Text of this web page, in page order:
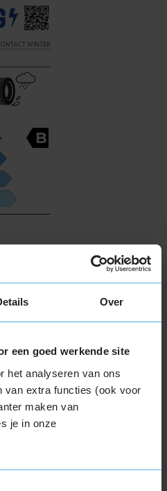
Over
een goed werkende site
het analyseren van ons
van extra functies (ook voor
maken van
je in onze
WINTER
B
met het EU
C, wat overeen komt
wegdek is deze band
label, wat betekent dat
grip heeft bij natte
dat deze band